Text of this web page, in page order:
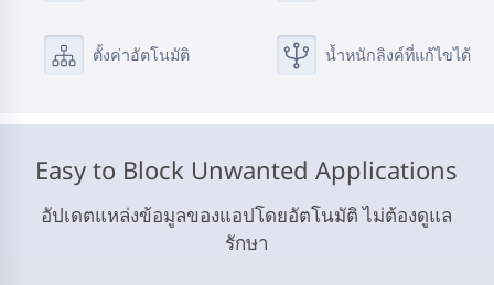
ตั้งค่าอัตโนมัติ น้ำหนักลิงค์ที่แก้ไขได้
Easy to Block Unwanted Applications
อัปเดตแหล่งข้อมูลของแอปโดยอัตโนมัติ ไม่ต้องดูแล
รักษา